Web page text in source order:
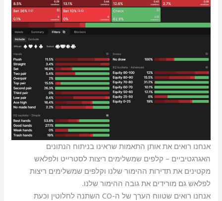
אנחנו רואים את אותן התאמות שראינו בניתוח הנתונים
האגרגטיביים – קלפים שמשלימים ריצות לסטרייט ולפלאש
מקטינים את תדירות ההימור שלנו וקלפים שמשלימים ריצות
לפלאש גם מורידים את גובה ההימור שלנו.
אנחנו רואים שטווח הערך של ה-CO השתנה לחלוטין וכעת